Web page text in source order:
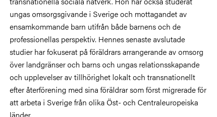
ungas omsorgsgivande i Sverige och mottagandet av
ensamkommande barn utifrån både barnens och de
professionellas perspektiv. Hennes senaste avslutade
studier har fokuserat på föräldrars arrangerande av omsorg
över landgränser och barns och ungas relationsskapande
och upplevelser av tillhörighet lokalt och transnationellt
efter återförening med sina föräldrar som först migrerade för
att arbeta i Sverige från olika Öst- och Centraleuropeiska